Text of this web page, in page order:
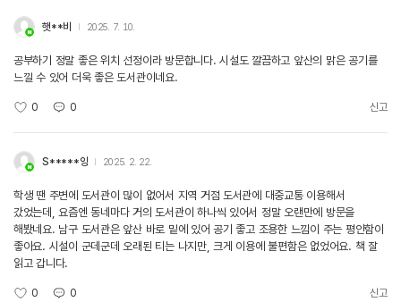
햇**비 2025. 7. 10.
공부하기 정말 좋은 위치 선정이라 방문합니다. 시설도 깔끔하고 앞산의 맑은 공기를
느낄 수 있어 더욱 좋은 도서관이네요.
0 0 신고
S*****잉 2025. 2. 22.
학생 땐 주변에 도서관이 많이 없어서 지역 거점 도서관에 대중교통 이용해서
갔었는데, 요즘엔 동네마다 거의 도서관이 하나씩 있어서 정말 오랜만에 방문을
해봤네요. 남구 도서관은 앞산 바로 밑에 있어 공기 좋고 조용한 느낌이 주는 평안함이
좋아요. 시설이 군데군데 오래된 티는 나지만, 크게 이용에 불편함은 없었어요. 책 잘
읽고 갑니다.
0 0 신고